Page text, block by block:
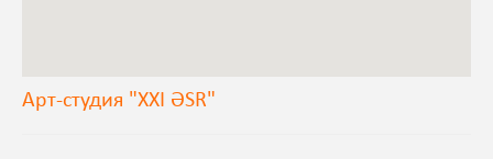
Арт-студия "XXI ƏSR"